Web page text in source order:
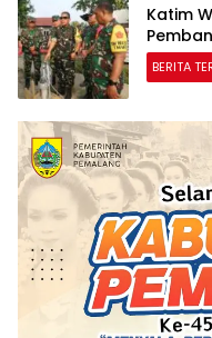
Katim
BERITA